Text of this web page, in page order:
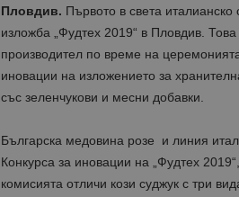
Пловдив. Първото в света
изложба „Фудтех 2019“ в Пловдив.
производител по време на
иновации на изложението за
със зеленчукови и месни добавки.
Българска медовина розе и линия
Конкурса за иновации на „Фудтех
комисията отличи кози суджук с три